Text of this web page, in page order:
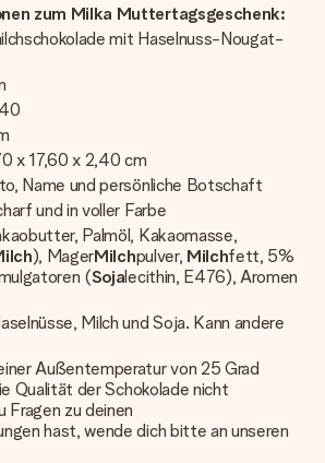
zum Milka Muttertagsgeschenk:
mit Haselnuss-Nougat-
x 17,60 x 2,40 cm
Name und persönliche Botschaft
und in voller Farbe
Palmöl, Kakaomasse,
), MagerMilchpulver, Milchfett, 5%
(Sojalecithin, E476), Aromen
Milch und Soja. Kann andere
Außentemperatur von 25 Grad
Qualität der Schokolade nicht
Fragen zu deinen
hast, wende dich bitte an unseren